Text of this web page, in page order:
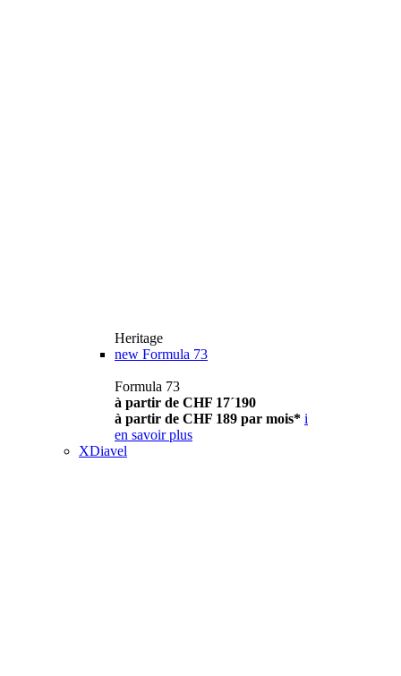
Heritage
new Formula 73
Formula 73
à partir de CHF 17´190
à partir de CHF 189 par mois* i
en savoir plus
XDiavel